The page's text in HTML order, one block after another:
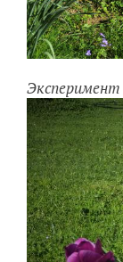
Эксперимент